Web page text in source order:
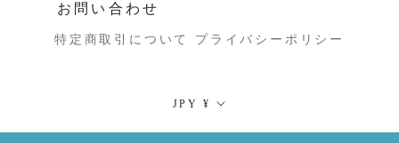
お問い合わせ
特定商取引について プライバシーポリシー
通
JPY ¥